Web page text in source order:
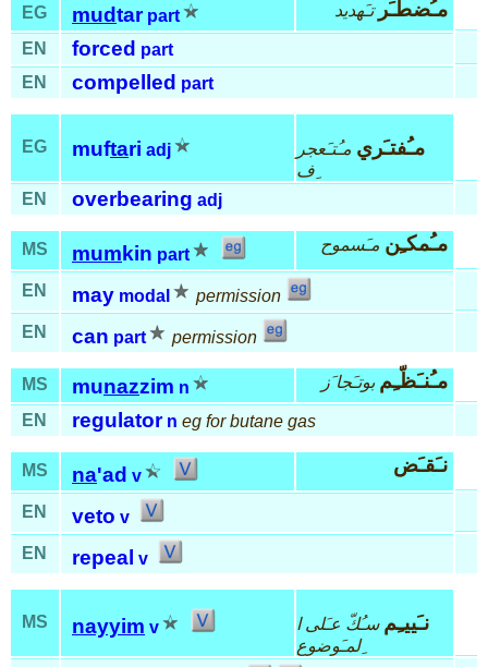
EG mudtar part مـُضطـَر تـَهديد
EN forced part
EN
compelled part
EG muftari adj مـُفتـَري مـُتـَعجر
ِف
EN
overbearing adj
MS mum kin part مـُمكـِن مـَسموح
EN may modal
permission
EN
can part permission
MS munazzim n مـُنـَظّـِم بوتـَجا َز
EN regulator n eg for butane gas
MS na'ad v نـَقـَض
EN veto v
EN
repeal v
MS nayyim v نـَييـِم سـُكّ عـَلى ا
ِلمـَوضوع